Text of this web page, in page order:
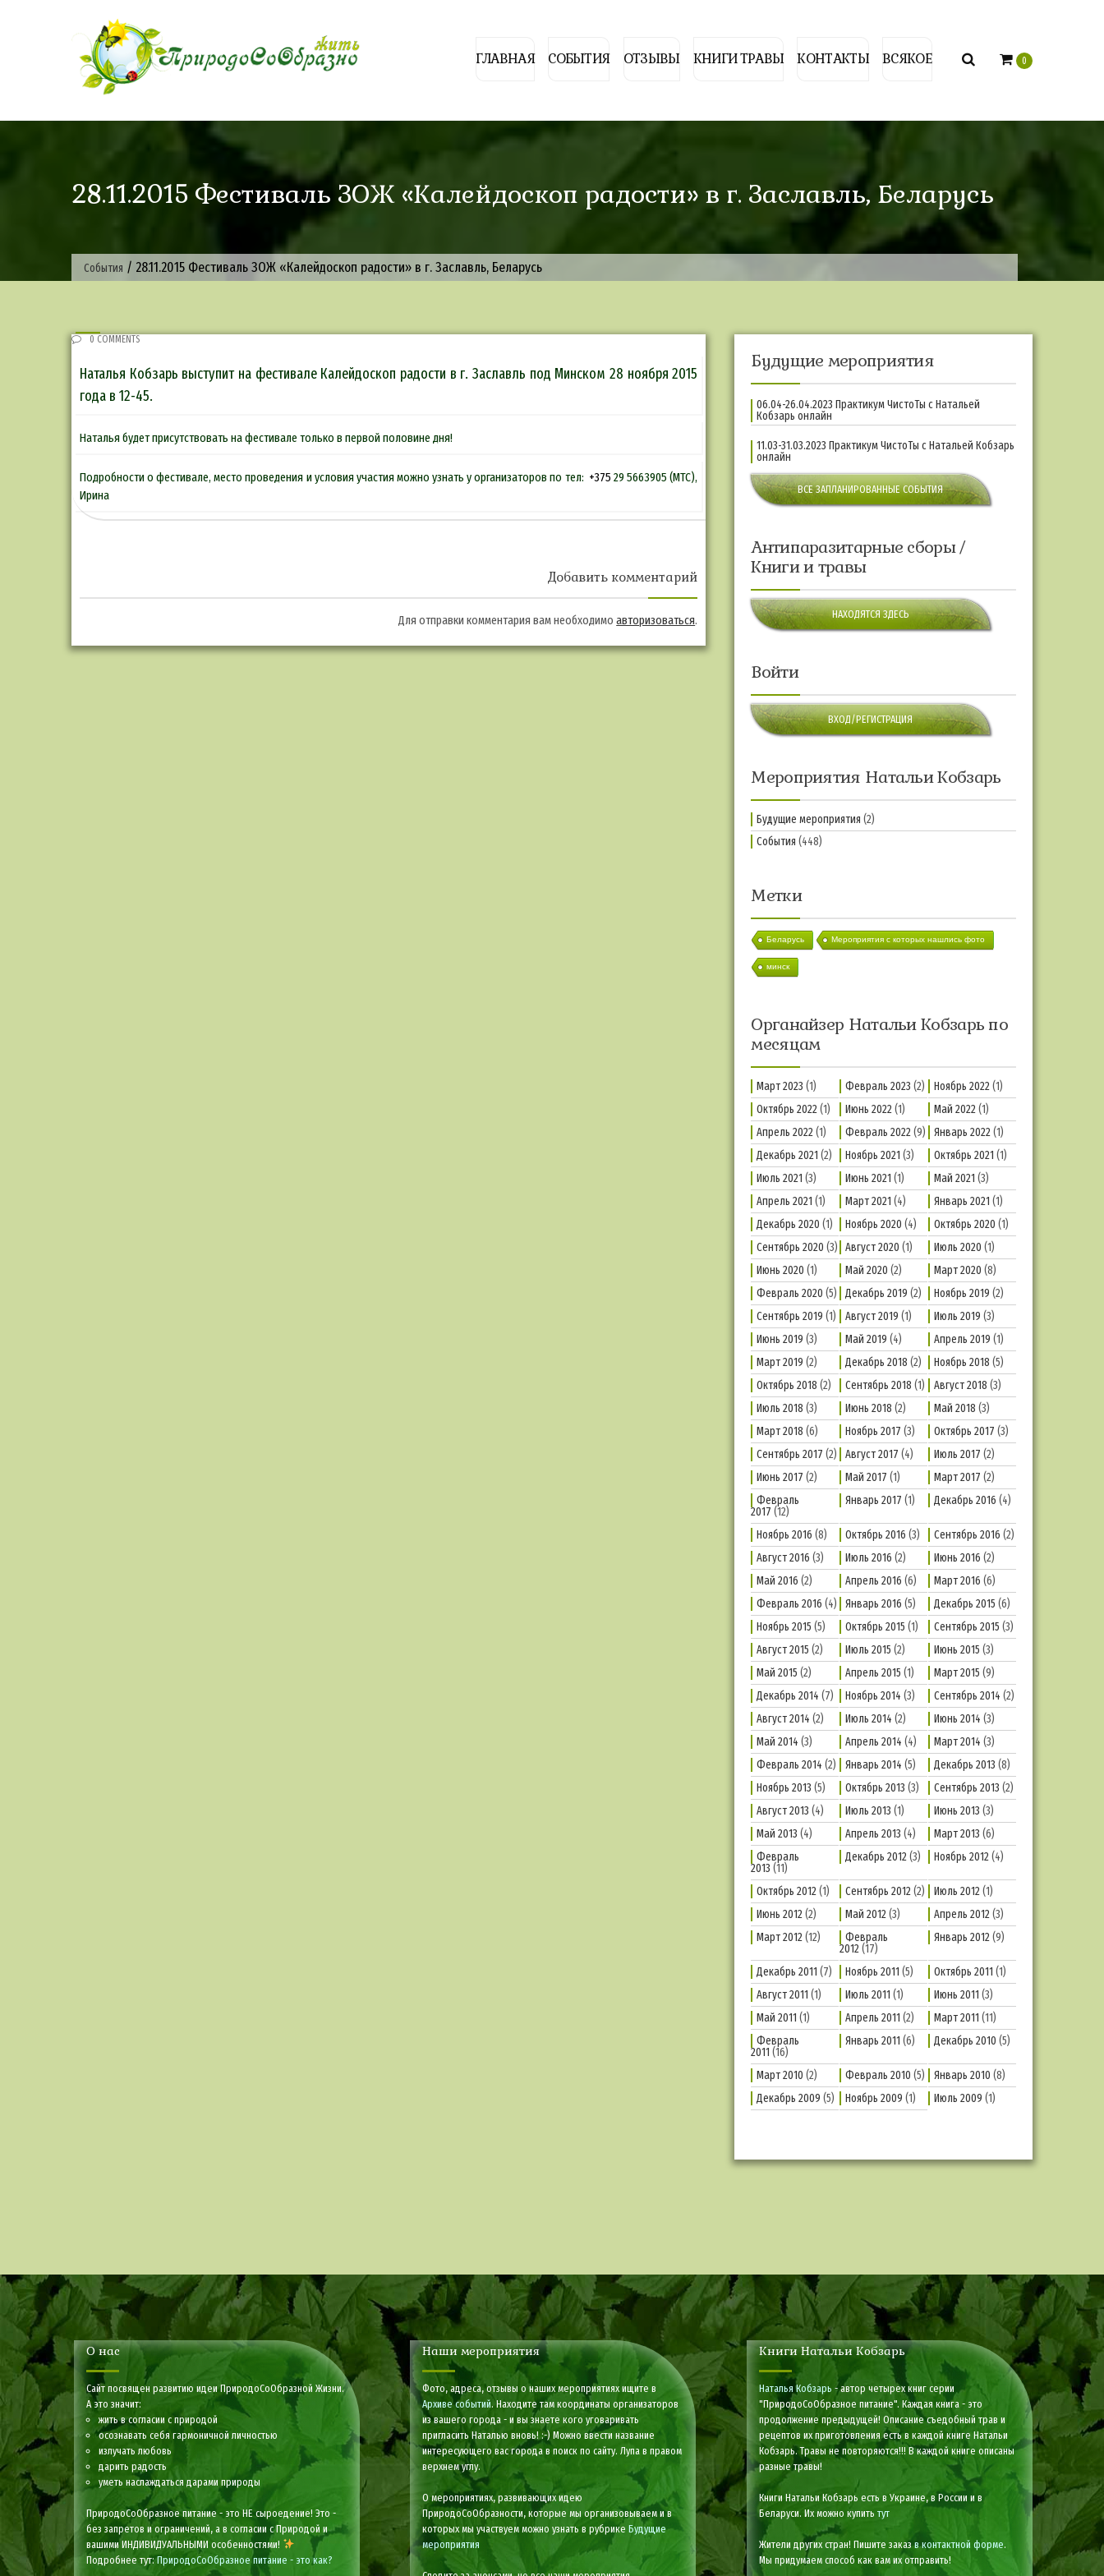
ГЛАВНАЯ СОБЫТИЯ ОТЗЫВЫ КНИГИ ТРАВЫ КОНТАКТЫ ВСЯКОЕ 0
28.11.2015 Фестиваль ЗОЖ «Калейдоскоп радости» в г. Заславль, Беларусь
События / 28.11.2015 Фестиваль ЗОЖ «Калейдоскоп радости» в г. Заславль, Беларусь
0 COMMENTS
Наталья Кобзарь выступит на фестивале Калейдоскоп радости в г. Заславль под Минском 28 ноября 2015
года в 12-45.
Наталья будет присутствовать на фестивале только в первой половине дня!
Подробности о фестивале, место проведения и условия участия можно узнать у организаторов по тел: +375 29 5663905 (МТС),
Ирина
Добавить комментарий
Для отправки комментария вам необходимоавторизоваться.
Будущие мероприятия
06.04-26.04.2023 Практикум ЧистоТы с Натальей
Кобзарь онлайн
11.03-31.03.2023 Практикум ЧистоТы с Натальей Кобзарь
онлайн
ВСЕ ЗАПЛАНИРОВАННЫЕ СОБЫТИЯ
Антипаразитарные сборы /
Книги и травы
НАХОДЯТСЯ ЗДЕСЬ
Войти
ВХОД/РЕГИСТРАЦИЯ
Мероприятия Натальи Кобзарь
Будущие мероприятия (2)
События (448)
Метки
Беларусь Мероприятия с которых нашлись фото
минск
Органайзер Натальи Кобзарь по
месяцам
Март 2023 (1) Февраль 2023 (2) Ноябрь 2022(1)
Октябрь 2022(1) Июнь 2022(1) Май 2022(1)
Апрель 2022(1) Февраль 2022(9) Январь 2022(1)
Декабрь 2021 (2) Ноябрь 2021 (3) Октябрь 2021 (1)
Июль 2021 (3) Июнь 2021 (1) Май 2021 (3)
Апрель 2021 (1) Март 2021 (4) Январь 2021 (1)
Декабрь 2020 (1) Ноябрь 2020 (4) Октябрь 2020 (1)
Сентябрь 2020 (3) Август 2020 (1) Июль 2020 (1)
Июнь 2020 (1) Май 2020 (2) Март 2020 (8)
Февраль 2020 (5) Декабрь 2019 (2) Ноябрь 2019 (2)
Сентябрь 2019 (1) Август 2019 (1) Июль 2019 (3)
Июнь 2019 (3) Май 2019 (4) Апрель 2019 (1)
Март 2019 (2) Декабрь 2018 (2) Ноябрь 2018 (5)
Октябрь 2018 (2) Сентябрь 2018 (1) Август 2018 (3)
Июль 2018 (3) Июнь 2018 (2) Май 2018 (3)
Март 2018 (6) Ноябрь 2017 (3) Октябрь 2017 (3)
Сентябрь 2017 (2) Август 2017 (4) Июль 2017 (2)
Июнь 2017 (2) Май 2017 (1) Март 2017 (2)
Февраль
2017 (12)
Январь 2017 (1) Декабрь 2016 (4)
Ноябрь 2016 (8) Октябрь 2016 (3) Сентябрь 2016 (2)
Август 2016 (3) Июль 2016 (2) Июнь 2016 (2)
Май 2016 (2) Апрель 2016 (6) Март 2016 (6)
Февраль 2016 (4) Январь 2016 (5) Декабрь 2015 (6)
Ноябрь 2015 (5) Октябрь 2015 (1) Сентябрь 2015 (3)
Август 2015 (2) Июль 2015 (2) Июнь 2015 (3)
Май 2015 (2) Апрель 2015 (1) Март 2015 (9)
Декабрь 2014 (7) Ноябрь 2014 (3) Сентябрь 2014 (2)
Август 2014 (2) Июль 2014 (2) Июнь 2014 (3)
Май 2014 (3) Апрель 2014 (4) Март 2014 (3)
Февраль 2014 (2) Январь 2014 (5) Декабрь 2013 (8)
Ноябрь 2013 (5) Октябрь 2013 (3) Сентябрь 2013 (2)
Август 2013 (4) Июль 2013 (1) Июнь 2013 (3)
Май 2013 (4) Апрель 2013 (4) Март 2013 (6)
Февраль
2013 (11)
Декабрь 2012(3) Ноябрь 2012(4)
Октябрь 2012(1) Сентябрь 2012(2) Июль 2012(1)
Июнь 2012(2) Май 2012(3) Апрель 2012(3)
Март 2012(12)
Февраль
2012(17)
Январь 2012(9)
Декабрь 2011 (7) Ноябрь 2011 (5) Октябрь 2011 (1)
Август 2011 (1) Июль 2011 (1) Июнь 2011 (3)
Май 2011 (1) Апрель 2011 (2) Март 2011 (11)
Февраль
2011 (16)
Январь 2011 (6) Декабрь 2010 (5)
Март 2010 (2) Февраль 2010 (5) Январь 2010 (8)
Декабрь 2009 (5) Ноябрь 2009 (1) Июль 2009 (1)
О нас
Сайт посвящен развитию идеи ПриродоСоОбразной Жизни.
А это значит:
жить в согласии с природой
осознавать себя гармоничной личностью
излучать любовь
дарить радость
уметь наслаждаться дарами природы
ПриродоСоОбразное питание - это НЕ сыроедение! Это -
без запретов и ограничений, а в согласии с Природой и
вашими ИНДИВИДУАЛЬНЫМИ особенностями!
Подробнее тут:ПриродоСоОбразное питание - это как?
Наши мероприятия
Фото, адреса, отзывы о наших мероприятиях ищите в
Архиве событий. Находите там координаты организаторов
из вашего города - и вы знаете кого уговаривать
пригласить Наталью вновь! :-) Можно ввести название
интересующего вас города в поиск по сайту. Лупа в правом
верхнем углу.
О мероприятиях, развивающих идею
ПриродоСоОбразности, которые мы организовываем и в
которых мы участвуем можно узнать в рубрикеБудущие
мероприятия
Книги Натальи Кобзарь
Наталья Кобзарь - автор четырех книг серии
"ПриродоСоОбразное питание". Каждая книга - это
продолжение предыдущей! Описание съедобный трав и
рецептов их приготовления есть в каждой книге Натальи
Кобзарь. Травы не повторяются!!! В каждой книге описаны
разные травы!
Книги Натальи Кобзарь есть в Украине, в России и в
Беларуси. Их можно купить тут
Жители других стран! Пишите заказв контактной форме.
Мы придумаем способ как вам их отправить!